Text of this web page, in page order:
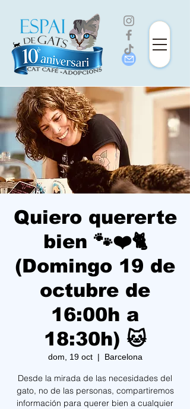
Quiero quererte
bien 🐾❤️🐈
(Domingo 19 de
octubre de
16:00h a
18:30h) 🐱
dom, 19 oct
  |
Barcelona
Desde la mirada de las necesidades del
gato, no de las personas, compartiremos
información para querer bien a cualquier